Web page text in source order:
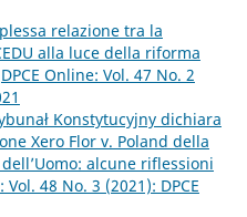
relazione tra la
alla luce della riforma
DPCE Online: Vol. 47 No. 2
Konstytucyjny dichiara
Xero Flor v. Poland della
alcune riflessioni
Vol. 48 No. 3 (2021): DPCE